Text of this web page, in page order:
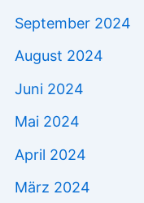
September 2024
August 2024
Juni 2024
Mai 2024
April 2024
März 2024